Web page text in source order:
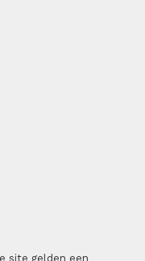
site gelden een